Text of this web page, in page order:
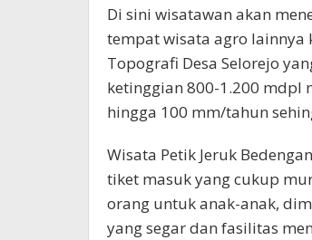
Di sini wisatawan akan
tempat wisata agro lainnya
Topografi Desa Selorejo
ketinggian 800-1.200 mdpl
hingga 100 mm/tahun
Wisata Petik Jeruk
tiket masuk yang cukup
orang untuk anak-anak,
yang segar dan fasilitas